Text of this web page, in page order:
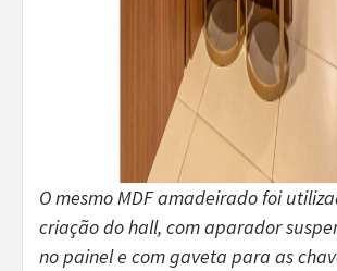
O mesmo MDF amadeirado foi
criação do hall, com aparador
no painel e com gaveta para as